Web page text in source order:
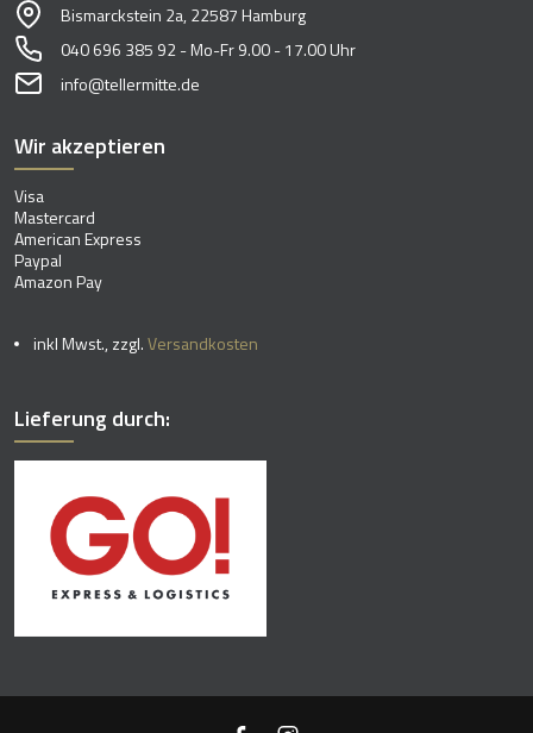
Bismarckstein 2a, 22587 Hamburg
040 696 385 92 - Mo-Fr 9.00 - 17.00 Uhr
info@tellermitte.de
Wir akzeptieren
Visa
Mastercard
American Express
Paypal
Amazon Pay
inkl Mwst., zzgl.Versandkosten
Lieferung durch: